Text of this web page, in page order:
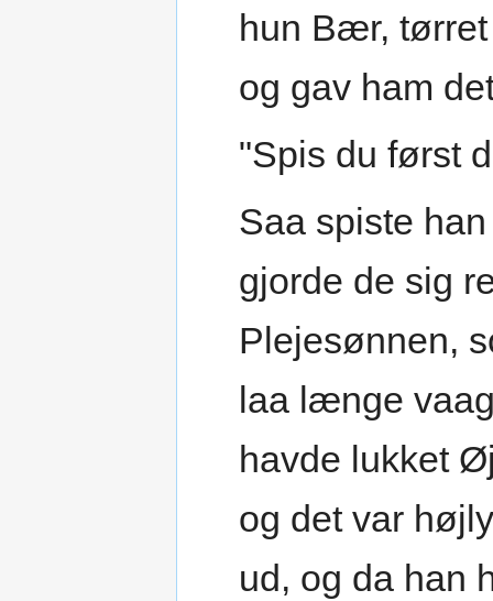
hun Bær,
og gav ham
"Spis du først
Saa spiste
gjorde de sig
Plejesønnen,
laa længe
havde lukket
og det var
ud, og da han